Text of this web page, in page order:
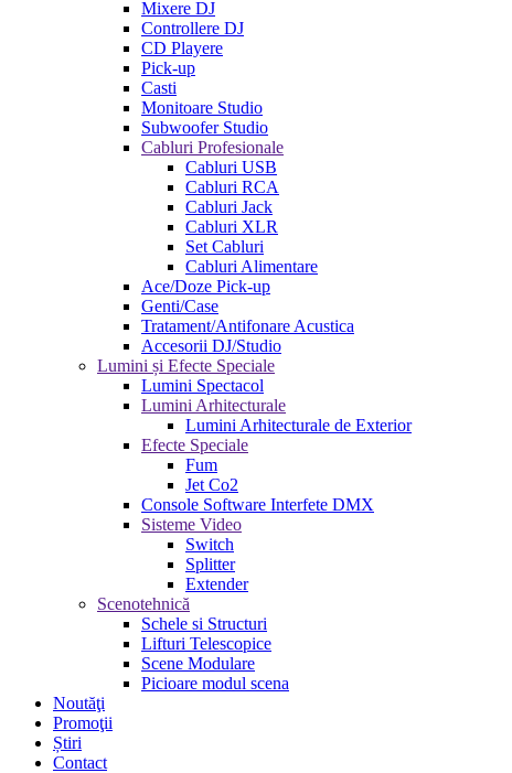
Mixere DJ
Controllere DJ
CD Playere
Pick-up
Casti
Monitoare Studio
Subwoofer Studio
Cabluri Profesionale
Cabluri USB
Cabluri RCA
Cabluri Jack
Cabluri XLR
Set Cabluri
Cabluri Alimentare
Ace/Doze Pick-up
Genti/Case
Tratament/Antifonare Acustica
Accesorii DJ/Studio
Lumini și Efecte Speciale
Lumini Spectacol
Lumini Arhitecturale
Lumini Arhitecturale de Exterior
Efecte Speciale
Fum
Jet Co2
Console Software Interfete DMX
Sisteme Video
Switch
Splitter
Extender
Scenotehnică
Schele si Structuri
Lifturi Telescopice
Scene Modulare
Picioare modul scena
Noutăţi
Promoţii
Știri
Contact